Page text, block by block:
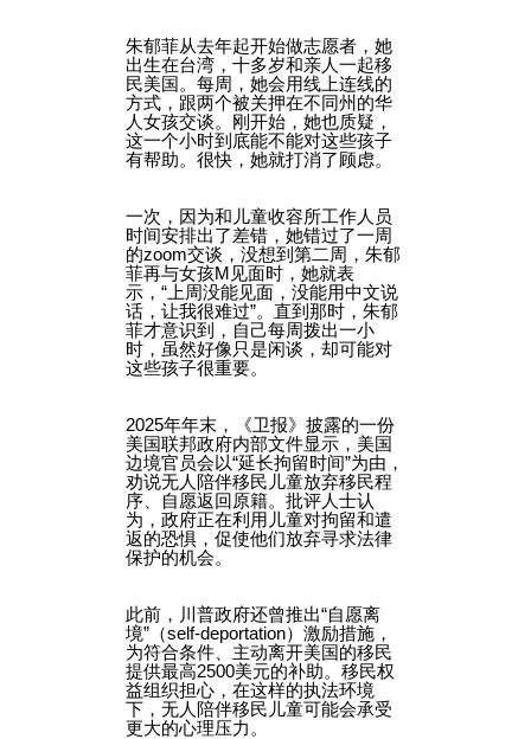
朱郁菲从去年起开始做志愿者，她
出生在台湾，十多岁和亲人一起移
民美国。每周，她会用线上连线的
方式，跟两个被关押在不同州的华
人女孩交谈。刚开始，她也质疑，
这一个小时到底能不能对这些孩子
有帮助。很快，她就打消了顾虑。
一次，因为和儿童收容所工作人员
时间安排出了差错，她错过了一周
的zoom交谈，没想到第二周，朱郁
菲再与女孩M见面时，她就表
示，“上周没能见面，没能用中文说
话，让我很难过”。直到那时，朱郁
菲才意识到，自己每周拨出一小
时，虽然好像只是闲谈，却可能对
这些孩子很重要。
2025年年末，《卫报》披露的一份
美国联邦政府内部文件显示，美国
边境官员会以“延长拘留时间”为由，
劝说无人陪伴移民儿童放弃移民程
序、自愿返回原籍。批评人士认
为，政府正在利用儿童对拘留和遣
返的恐惧，促使他们放弃寻求法律
保护的机会。
此前，川普政府还曾推出“自愿离
境”（self-deportation）激励措施，
为符合条件、主动离开美国的移民
提供最高2500美元的补助。移民权
益组织担心，在这样的执法环境
下，无人陪伴移民儿童可能会承受
更大的心理压力。